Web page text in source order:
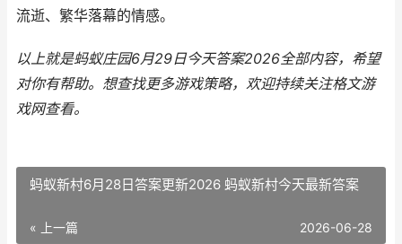
流逝、繁华落幕的情感。
以上就是蚂蚁庄园6月29日今天答案2026全部内容，希望
对你有帮助。 想查找更多游戏策略，欢迎持续关注格文游
戏网查看。
蚂蚁新村6月28日答案更新2026 蚂蚁新村今天最新答案
« 上一篇 2026-06-28